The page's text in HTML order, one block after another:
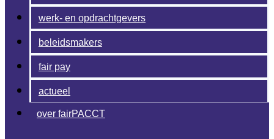
werk- en opdrachtgevers
beleidsmakers
fair pay
actueel
over fairPACCT